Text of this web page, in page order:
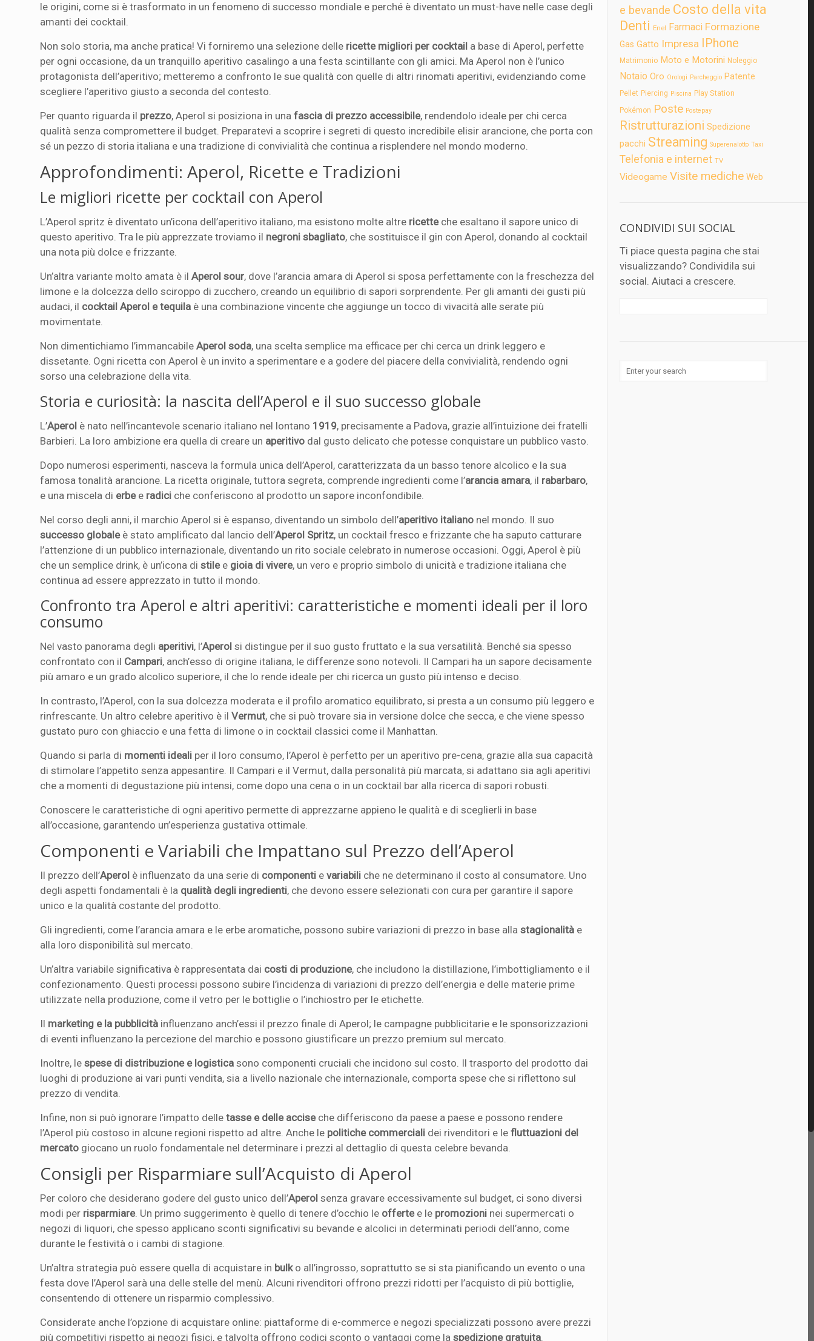
le origini, come si è trasformato in un fenomeno di successo mondiale e perché è diventato un must-have nelle case degli
amanti dei cocktail.
Non solo storia, ma anche pratica! Vi forniremo una selezione delle ricette migliori per cocktail a base di Aperol, perfette
per ogni occasione, da un tranquillo aperitivo casalingo a una festa scintillante con gli amici. Ma Aperol non è l’unico
protagonista dell’aperitivo; metteremo a confronto le sue qualità con quelle di altri rinomati aperitivi, evidenziando come
scegliere l’aperitivo giusto a seconda del contesto.
Per quanto riguarda il prezzo, Aperol si posiziona in unafascia di prezzo accessibile, rendendolo ideale per chi cerca
qualità senza compromettere il budget. Preparatevi a scoprire i segreti di questo incredibile elisir arancione, che porta con
sé un pezzo di storia italiana e una tradizione di convivialità che continua a risplendere nel mondo moderno.
Approfondimenti: Aperol, Ricette e Tradizioni
Le migliori ricette per cocktail con Aperol
L’Aperol spritz è diventato un’icona dell’aperitivo italiano, ma esistono molte altre ricetteche esaltano il sapore unico di
questo aperitivo. Tra le più apprezzate troviamo il negroni sbagliato, che sostituisce il gin con Aperol, donando al cocktail
una nota più dolce e frizzante.
Un’altra variante molto amata è ilAperol sour, dove l’arancia amara di Aperol si sposa perfettamente con la freschezza del
limone e la dolcezza dello sciroppo di zucchero, creando un equilibrio di sapori sorprendente. Per gli amanti dei gusti più
audaci, il cocktail Aperol e tequila è una combinazione vincente che aggiunge un tocco di vivacità alle serate più
movimentate.
Non dimentichiamo l’immancabileAperol soda, una scelta semplice ma efficace per chi cerca un drink leggero e
dissetante. Ogni ricetta con Aperol è un invito a sperimentare e a godere del piacere della convivialità, rendendo ogni
sorso una celebrazione della vita.
Storia e curiosità: la nascita dell’Aperol e il suo successo globale
L’Aperol è nato nell’incantevole scenario italiano nel lontano 1919, precisamente a Padova, grazie all’intuizione dei fratelli
Barbieri. La loro ambizione era quella di creare un aperitivo dal gusto delicato che potesse conquistare un pubblico vasto.
Dopo numerosi esperimenti, nasceva la formula unica dell’Aperol, caratterizzata da un basso tenore alcolico e la sua
famosa tonalità arancione. La ricetta originale, tuttora segreta, comprende ingredienti come l’arancia amara, il rabarbaro,
e una miscela di erbee radici che conferiscono al prodotto un sapore inconfondibile.
Nel corso degli anni, il marchio Aperol si è espanso, diventando un simbolo dell’aperitivo italiano nel mondo. Il suo
successo globaleè stato amplificato dal lancio dell’Aperol Spritz, un cocktail fresco e frizzante che ha saputo catturare
l’attenzione di un pubblico internazionale, diventando un rito sociale celebrato in numerose occasioni. Oggi, Aperol è più
che un semplice drink, è un’icona distilee gioia di vivere, un vero e proprio simbolo di unicità e tradizione italiana che
continua ad essere apprezzato in tutto il mondo.
Confronto tra Aperol e altri aperitivi: caratteristiche e momenti ideali per il loro
consumo
Nel vasto panorama degli aperitivi, l’Aperol si distingue per il suo gusto fruttato e la sua versatilità. Benché sia spesso
confrontato con il Campari, anch’esso di origine italiana, le differenze sono notevoli. Il Campari ha un sapore decisamente
più amaro e un grado alcolico superiore, il che lo rende ideale per chi ricerca un gusto più intenso e deciso.
In contrasto, l’Aperol, con la sua dolcezza moderata e il profilo aromatico equilibrato, si presta a un consumo più leggero e
rinfrescante. Un altro celebre aperitivo è ilVermut, che si può trovare sia in versione dolce che secca, e che viene spesso
gustato puro con ghiaccio e una fetta di limone o in cocktail classici come il Manhattan.
Quando si parla di momenti ideali per il loro consumo, l’Aperol è perfetto per un aperitivo pre-cena, grazie alla sua capacità
di stimolare l’appetito senza appesantire. Il Campari e il Vermut, dalla personalità più marcata, si adattano sia agli aperitivi
che a momenti di degustazione più intensi, come dopo una cena o in un cocktail bar alla ricerca di sapori robusti.
Conoscere le caratteristiche di ogni aperitivo permette di apprezzarne appieno le qualità e di sceglierli in base
all’occasione, garantendo un’esperienza gustativa ottimale.
Componenti e Variabili che Impattano sul Prezzo dell’Aperol
Il prezzo dell’Aperol è influenzato da una serie di componenti evariabili che ne determinano il costo al consumatore. Uno
degli aspetti fondamentali è la qualità degli ingredienti, che devono essere selezionati con cura per garantire il sapore
unico e la qualità costante del prodotto.
Gli ingredienti, come l’arancia amara e le erbe aromatiche, possono subire variazioni di prezzo in base allastagionalità e
alla loro disponibilità sul mercato.
Un’altra variabile significativa è rappresentata dai costi di produzione, che includono la distillazione, l’imbottigliamento e il
confezionamento. Questi processi possono subire l’incidenza di variazioni di prezzo dell’energia e delle materie prime
utilizzate nella produzione, come il vetro per le bottiglie o l’inchiostro per le etichette.
Il marketing e la pubblicità influenzano anch’essi il prezzo finale di Aperol; le campagne pubblicitarie e le sponsorizzazioni
di eventi influenzano la percezione del marchio e possono giustificare un prezzo premium sul mercato.
Inoltre, lespese di distribuzione e logistica sono componenti cruciali che incidono sul costo. Il trasporto del prodotto dai
luoghi di produzione ai vari punti vendita, sia a livello nazionale che internazionale, comporta spese che si riflettono sul
prezzo di vendita.
Infine, non si può ignorare l’impatto delletasse e delle acciseche differiscono da paese a paese e possono rendere
l’Aperol più costoso in alcune regioni rispetto ad altre. Anche le politiche commerciali dei rivenditori e lefluttuazioni del
mercato giocano un ruolo fondamentale nel determinare i prezzi al dettaglio di questa celebre bevanda.
Consigli per Risparmiare sull’Acquisto di Aperol
Per coloro che desiderano godere del gusto unico dell’Aperol senza gravare eccessivamente sul budget, ci sono diversi
modi per risparmiare. Un primo suggerimento è quello di tenere d’occhio le offertee le promozioni nei supermercati o
negozi di liquori, che spesso applicano sconti significativi su bevande e alcolici in determinati periodi dell’anno, come
durante le festività o i cambi di stagione.
Un’altra strategia può essere quella di acquistare in bulko all’ingrosso, soprattutto se si sta pianificando un evento o una
festa dove l’Aperol sarà una delle stelle del menù. Alcuni rivenditori offrono prezzi ridotti per l’acquisto di più bottiglie,
consentendo di ottenere un risparmio complessivo.
Considerate anche l’opzione di acquistare online: piattaforme di e-commerce e negozi specializzati possono avere prezzi
più competitivi rispetto ai negozi fisici, e talvolta offrono codici sconto o vantaggi come laspedizione gratuita.
e bevande Costo della vita
Denti Enel Farmaci Formazione
Gas Gatto Impresa IPhone
Matrimonio Moto e Motorini Noleggio
Notaio Oro Orologi Parcheggio Patente
Pellet Piercing Piscina Play Station
Pokémon Poste Postepay
Ristrutturazioni Spedizione
pacchi Streaming Superenalotto Taxi
Telefonia e internet TV
Videogame Visite mediche Web
CONDIVIDI SUI SOCIAL
Ti piace questa pagina che stai
visualizzando? Condividila sui
social. Aiutaci a crescere.